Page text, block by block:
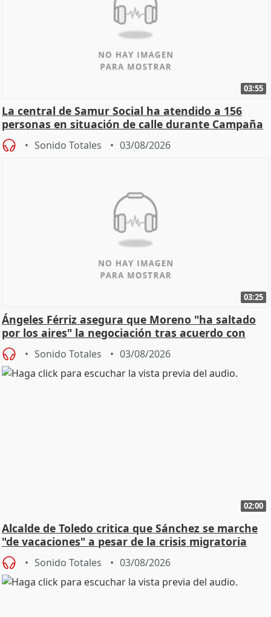
03:55
La central de Samur Social ha atendido a 156
personas en situación de calle durante Campaña
de Calor
Sonido Totales 03/08/2026
03:25
Ángeles Férriz asegura que Moreno "ha saltado
por los aires" la negociación tras acuerdo con
SMA
Sonido Totales 03/08/2026
02:00
Alcalde de Toledo critica que Sánchez se marche
"de vacaciones" a pesar de la crisis migratoria
Sonido Totales 03/08/2026